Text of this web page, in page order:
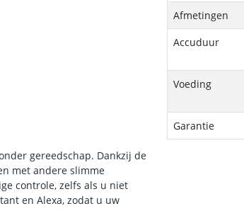
gereedschap. Dankzij de
met andere slimme
controle, zelfs als u niet
en Alexa, zodat u uw
Afmetingen
Accuduur
Voeding
Garantie